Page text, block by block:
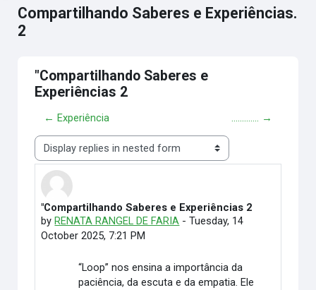
Compartilhando Saberes e Experiências.
2
"Compartilhando Saberes e
Experiências 2
← Experiência ............. →
Display mode
"Compartilhando Saberes e Experiências 2
by RENATA RANGEL DE FARIA -Tuesday, 14
October 2025, 7:21 PM
Number of replies: 0
“Loop” nos ensina a importância da
paciência, da escuta e da empatia. Ele